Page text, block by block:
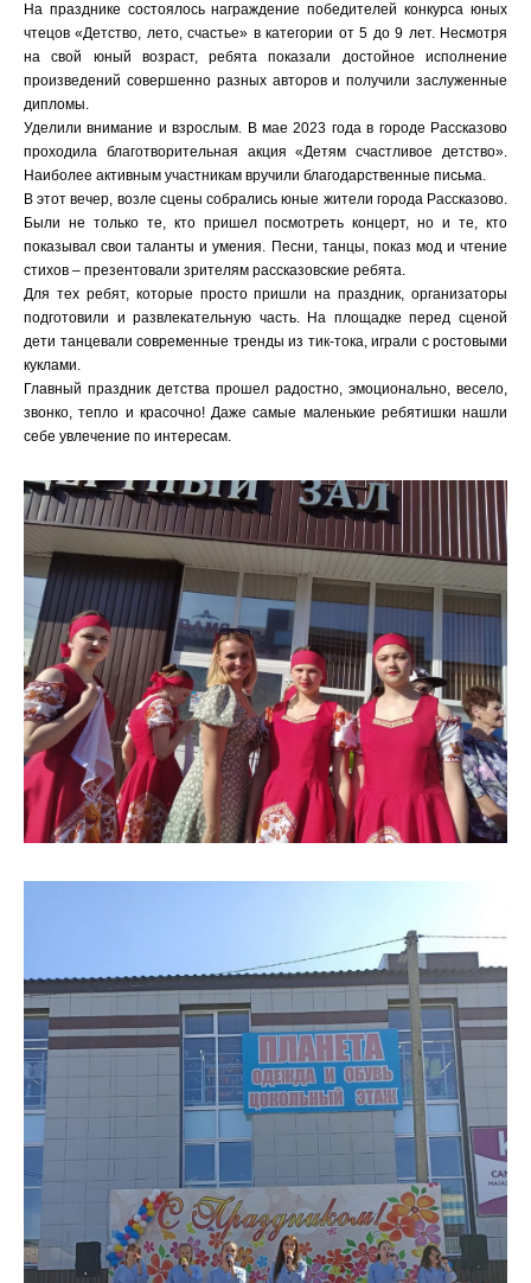
На празднике состоялось награждение победителей конкурса юных
чтецов «Детство, лето, счастье» в категории от 5 до 9 лет. Несмотря
на свой юный возраст, ребята показали достойное исполнение
произведений совершенно разных авторов и получили заслуженные
дипломы.
Уделили внимание и взрослым. В мае 2023 года в городе Рассказово
проходила благотворительная акция «Детям счастливое детство».
Наиболее активным участникам вручили благодарственные письма.
В этот вечер, возле сцены собрались юные жители города Рассказово.
Были не только те, кто пришел посмотреть концерт, но и те, кто
показывал свои таланты и умения. Песни, танцы, показ мод и чтение
стихов – презентовали зрителям рассказовские ребята.
Для тех ребят, которые просто пришли на праздник, организаторы
подготовили и развлекательную часть. На площадке перед сценой
дети танцевали современные тренды из тик-тока, играли с ростовыми
куклами.
Главный праздник детства прошел радостно, эмоционально, весело,
звонко, тепло и красочно! Даже самые маленькие ребятишки нашли
себе увлечение по интересам.